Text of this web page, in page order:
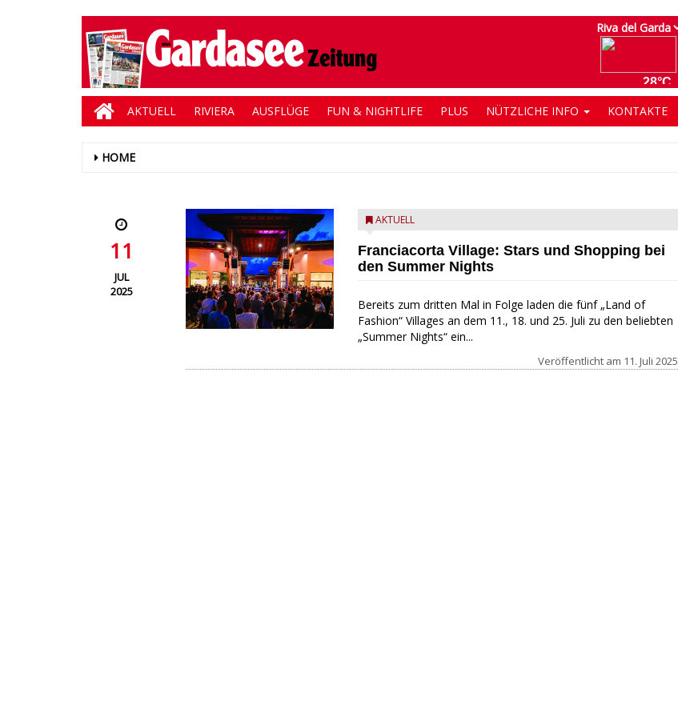
AKTUELL RIVIERA AUSFLÜGE FUN & NIGHTLIFE PLUS NÜTZLICHE INFO KONTAKTE
HOME
11
JUL
2025
AKTUELL
Franciacorta Village: Stars und Shopping bei
den Summer Nights
Bereits zum dritten Mal in Folge laden die fünf „Land of
Fashion“ Villages an dem 11., 18. und 25. Juli zu den beliebten
„Summer Nights“ ein...
Veröffentlicht am 11. Juli 2025